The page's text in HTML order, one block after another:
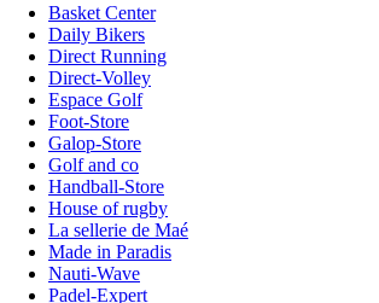
Basket Center
Daily Bikers
Direct Running
Direct-Volley
Espace Golf
Foot-Store
Galop-Store
Golf and co
Handball-Store
House of rugby
La sellerie de Maé
Made in Paradis
Nauti-Wave
Padel-Expert